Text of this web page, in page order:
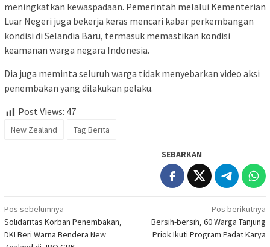
meningkatkan kewaspadaan. Pemerintah melalui Kementerian
Luar Negeri juga bekerja keras mencari kabar perkembangan
kondisi di Selandia Baru, termasuk memastikan kondisi
keamanan warga negara Indonesia.
Dia juga meminta seluruh warga tidak menyebarkan video aksi
penembakan yang dilakukan pelaku.
Post Views: 47
New Zealand Tag Berita
SEBARKAN
Navigasi
pos
Pos sebelumnya
Solidaritas Korban Penembakan,
DKI Beri Warna Bendera New
Pos berikutnya
Bersih-bersih, 60 Warga Tanjung
Priok Ikuti Program Padat Karya